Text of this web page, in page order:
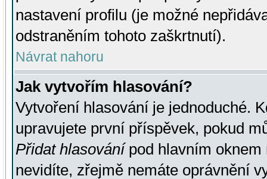
nastavení profilu (je možné
odstraněním tohoto zaškrtnutí).
Návrat nahoru
Jak vytvořím hlasování?
Vytvoření hlasování je jednoduché.
upravujete první příspěvek, pokud
Přidat hlasovánípod hlavním oknem
nevidíte, zřejmě nemáte oprávnění